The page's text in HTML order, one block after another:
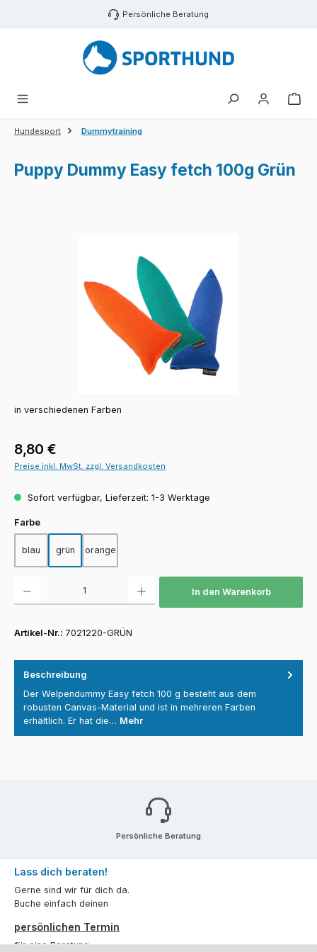
Zum Hauptinhalt springen Persönliche Beratung
Hundesport Dummytraining
Puppy Dummy Easy fetch 100g Grün
in verschiedenen Farben
Regulärer Preis:
8,80 €
Preise inkl. MwSt. zzgl. Versandkosten
Sofort verfügbar, Lieferzeit: 1-3 Werktage
Farbeauswählen
blau grün orange
In den Warenkorb
Artikel-Nr.: 7021220-GRÜN
Beschreibung
Der Welpendummy Easy fetch 100 g besteht aus dem
robusten Canvas-Material und ist in mehreren Farben
erhältlich. Er hat die… Mehr
Persönliche Beratung
Lass dich beraten!
Gerne sind wir für dich da.
Buche einfach deinen
persönlichen Termin
für eine Beratung.